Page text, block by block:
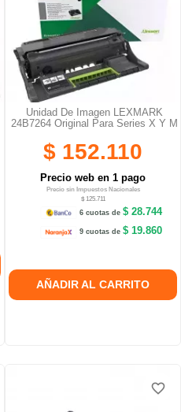
Unidad De Imagen LEXMARK
24B7264 Original Para Series X Y M
$ 152.110
Precio web en 1 pago
Precio sin Impuestos Nacionales
$ 125.711
6 cuotas de$ 28.744
9 cuotas de$ 19.860
AÑADIR AL CARRITO
favorite_border
favorite_border
favorite_border